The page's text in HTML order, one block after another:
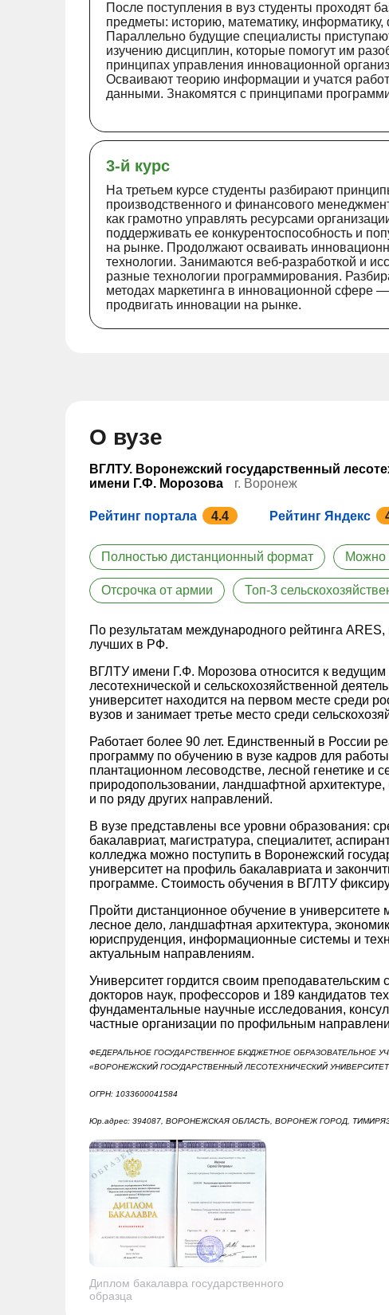
После поступления в вуз студенты проходят
предметы: историю, математику, информатику,
Параллельно будущие специалисты
изучению дисциплин, которые помогут им
принципах управления инновационной
Осваивают теорию информации и учатся
данными. Знакомятся с принципами
3-й курс
На третьем курсе студенты разбирают
производственного и финансового
как грамотно управлять ресурсами
поддерживать ее конкурентоспособность и
на рынке. Продолжают осваивать
технологии. Занимаются веб-разработкой и
разные технологии программирования.
методах маркетинга в инновационной сфере —
продвигать инновации на рынке.
О вузе
ВГЛТУ. Воронежский государственный
имени Г.Ф. Морозова
г. Воронеж
Рейтинг портала 4.4 Рейтинг Яндекс
Полностью дистанционный формат Можно
Отсрочка от армии Топ-3
По результатам международного рейтинга
лучших в РФ.
ВГЛТУ имени Г.Ф. Морозова относится к
лесотехнической и сельскохозяйственной
университет находится на первом месте среди
вузов и занимает третье место среди
Работает более 90 лет. Единственный в России
программу по обучению в вузе кадров для
плантационном лесоводстве, лесной генетике и
природопользовании, ландшафтной
и по ряду других направлений.
В вузе представлены все уровни образования:
бакалавриат, магистратура, специалитет,
колледжа можно поступить в Воронежский
университет на профиль бакалавриата и
программе. Стоимость обучения в ВГЛТУ
Пройти дистанционное обучение в
лесное дело, ландшафтная архитектура,
юриспруденция, информационные системы и
актуальным направлениям.
Университет гордится своим
докторов наук, профессоров и 189 кандидатов
фундаментальные научные исследования,
частные организации по профильным
ФЕДЕРАЛЬНОЕ ГОСУДАРСТВЕННОЕ БЮДЖЕТНОЕ ОБРАЗОВАТЕЛЬНОЕ
«ВОРОНЕЖСКИЙ ГОСУДАРСТВЕННЫЙ ЛЕСОТЕХНИЧЕСКИЙ
ОГРН: 1033600041584
Юр.адрес: 394087, ВОРОНЕЖСКАЯ ОБЛАСТЬ, ВОРОНЕЖ ГОРОД,
Диплом бакалавра государственного
образца